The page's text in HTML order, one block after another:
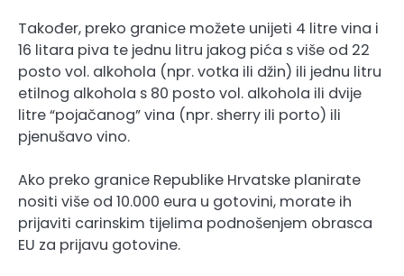
Također, preko granice možete unijeti 4 litre vina i
16 litara piva te jednu litru jakog pića s više od 22
posto vol. alkohola (npr. votka ili džin) ili jednu litru
etilnog alkohola s 80 posto vol. alkohola ili dvije
litre “pojačanog” vina (npr. sherry ili porto) ili
pjenušavo vino.
Ako preko granice Republike Hrvatske planirate
nositi više od 10.000 eura u gotovini, morate ih
prijaviti carinskim tijelima podnošenjem obrasca
EU za prijavu gotovine.